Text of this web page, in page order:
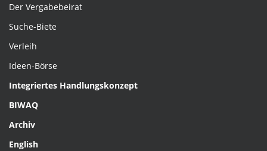
Der Vergabebeirat
Suche-Biete
Verleih
Ideen-Börse
Integriertes Handlungskonzept
BIWAQ
Archiv
English